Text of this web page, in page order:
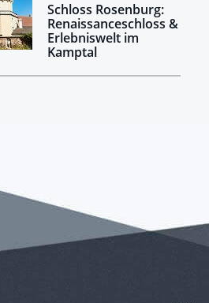
Schloss Rosenburg:
Renaissanceschloss &
Erlebniswelt im
Kamptal